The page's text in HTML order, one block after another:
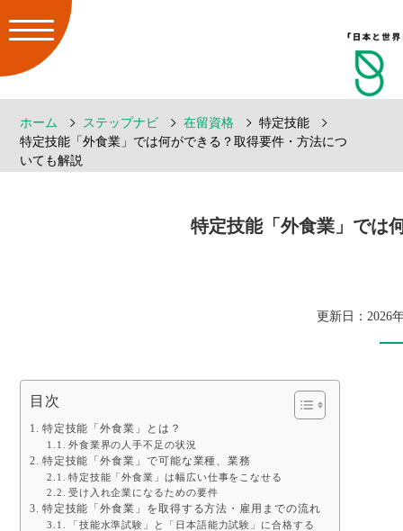
ホーム ステップナビ 在留資格
特定技能
特定技能「外食業」では何ができる？取得要件・方法につ
いても解説
特定技能「外食業」では
更新日：2026
目次
特定技能「外食業」とは？
外食業界の人手不足の状況
特定技能「外食業」で可能な業種、業務
特定技能「外食業」は幅広い仕事をこなせる
受け入れ企業になるための要件
特定技能「外食業」を取得する方法・雇用までの流れ
「技能水準試験」と「日本語能力試験」に合格する